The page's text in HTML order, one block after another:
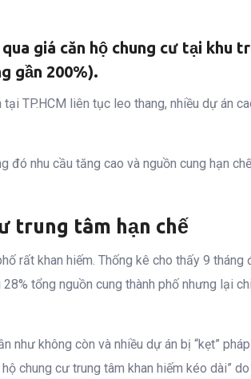
giá căn hộ chung cư tại khu
gần 200%).
TP.HCM liên tục leo thang, nhiều dự án
đó nhu cầu tăng cao và nguồn cung hạn
trung tâm hạn chế
rất khan hiếm. Thống kê cho thấy 9 tháng
tổng nguồn cung thành phố nhưng lại
như không còn và nhiều dự án bị “kẹt”
chung cư trung tâm khan hiếm kéo dài”